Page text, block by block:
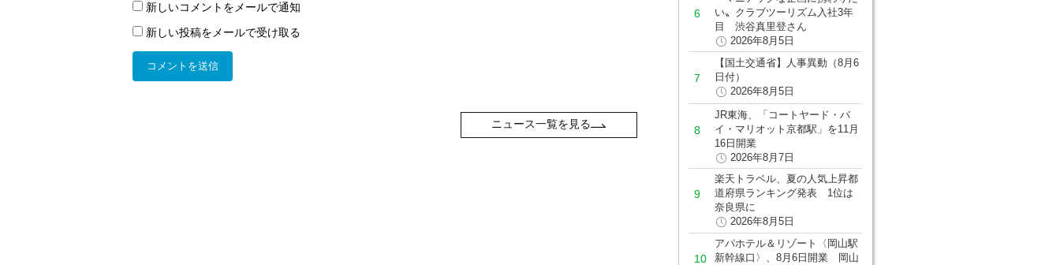
新しいコメントをメールで通知
新しい投稿をメールで受け取る
ニュース一覧を見る
い〟クラブツーリズム入社3年
目 渋谷真里登さん
2026年8月5日
【国土交通省】人事異動（8月6
日付）
2026年8月5日
JR東海、「コートヤード・バ
イ・マリオット京都駅」を11月
16日開業
2026年8月7日
楽天トラベル、夏の人気上昇都
道府県ランキング発表 1位は
奈良県に
2026年8月5日
アパホテル＆リゾート〈岡山駅
新幹線口〉、8月6日開業 岡山